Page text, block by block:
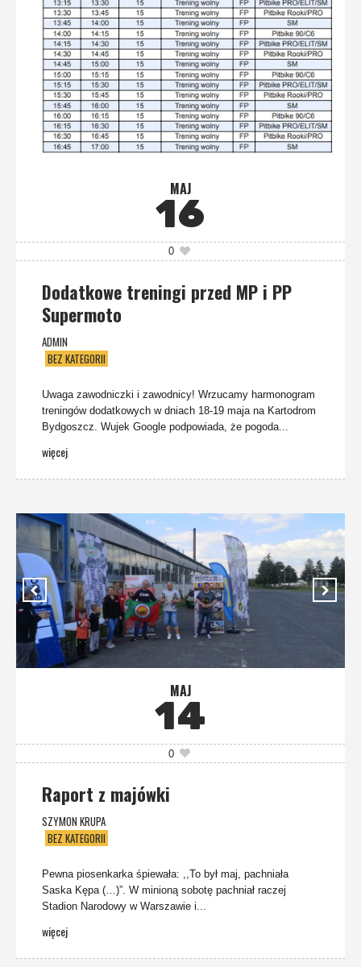
MAJ
16
0
Dodatkowe treningi przed MP i PP
Supermoto
ADMIN
BEZ KATEGORII
Uwaga zawodniczki i zawodnicy! Wrzucamy harmonogram
treningów dodatkowych w dniach 18-19 maja na Kartodrom
Bydgoszcz. Wujek Google podpowiada, że pogoda...
więcej
MAJ
14
0
Raport z majówki
SZYMON KRUPA
BEZ KATEGORII
Pewna piosenkarka śpiewała: ,,To był maj, pachniała
Saska Kępa (…)”. W minioną sobotę pachniał raczej
Stadion Narodowy w Warszawie i...
więcej